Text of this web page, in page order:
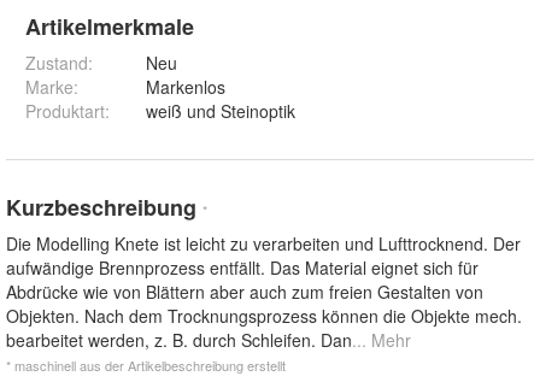
Artikelmerkmale
Zustand:
Neu
Marke:
Markenlos
Produktart: weiß und Steinoptik
Kurzbeschreibung *
Die Modelling Knete ist leicht zu verarbeiten und Lufttrocknend. Der
aufwändige Brennprozess entfällt. Das Material eignet sich für
Abdrücke wie von Blättern aber auch zum freien Gestalten von
Objekten. Nach dem Trocknungsprozess können die Objekte mech.
bearbeitet werden, z. B. durch Schleifen. Dan... Mehr
* maschinell aus der Artikelbeschreibung erstellt